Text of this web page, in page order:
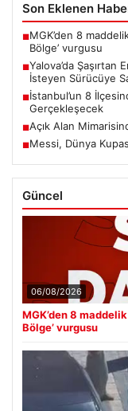
Son Eklenen
■MGK’den 8
Bölge’ vurgusu
■Yalova’da
İsteyen Sürücüye
■İstanbul’un 8
Gerçekleşecek
■Açık Alan
■Messi, Dünya
Güncel
06/08/2026
MGK’den 8
Bölge’ vurgusu